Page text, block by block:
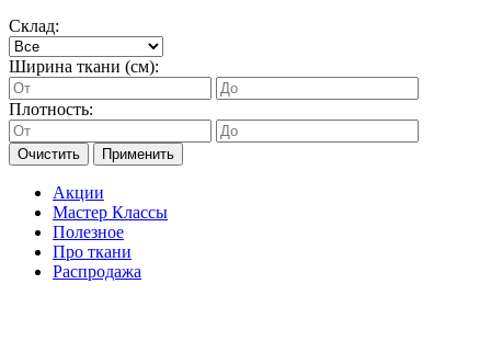
Склад:
Ширина ткани (см):
Плотность:
Очистить Применить
Акции
Мастер Классы
Полезное
Про ткани
Распродажа